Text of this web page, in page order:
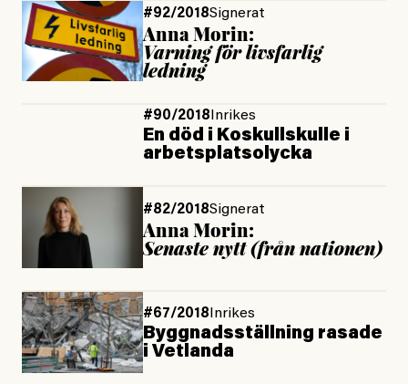
#92/2018Signerat
Anna Morin:
Varning för livsfarlig
ledning
#90/2018 Inrikes
En död i Koskullskulle i
arbetsplatsolycka
#82/2018Signerat
Anna Morin:
Senaste nytt (från nationen)
#67/2018Inrikes
Byggnadsställning rasade
i Vetlanda